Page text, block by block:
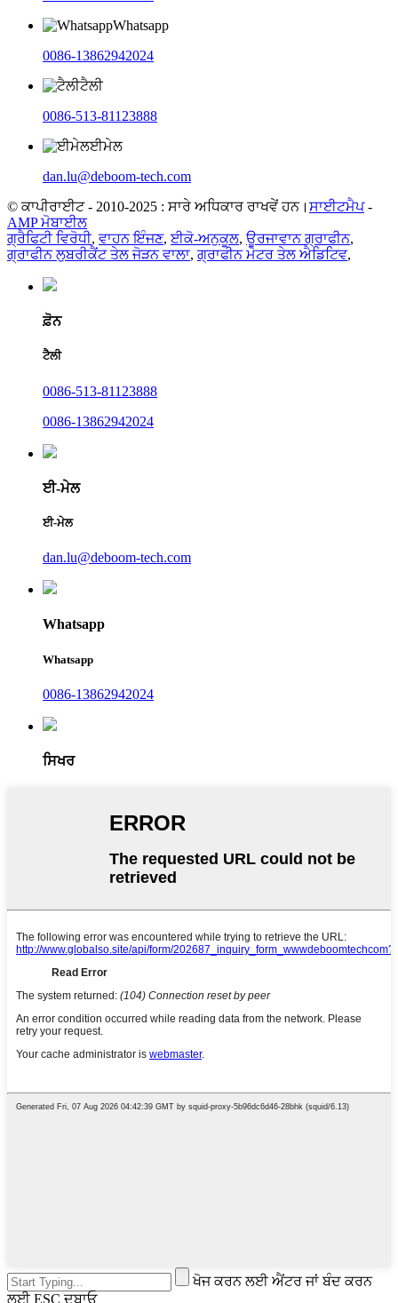
Whatsapp
0086-13862942024
ਟੈਲੀ
0086-513-81123888
ਈਮੇਲ
dan.lu@deboom-tech.com
© ਕਾਪੀਰਾਈਟ - 2010-2025 : ਸਾਰੇ ਅਧਿਕਾਰ ਰਾਖਵੇਂ ਹਨ। ਸਾਈਟਮੈਪ-
AMP ਮੋਬਾਈਲ
ਗ੍ਰੈਫਿਟੀ ਵਿਰੋਧੀ, ਵਾਹਨ ਇੰਜਣ,ਈਕੋ-ਅਨੁਕੂਲ, ਊਰਜਾਵਾਨ ਗ੍ਰਾਫੀਨ,
ਗ੍ਰਾਫੀਨ ਲੁਬਰੀਕੈਂਟ ਤੇਲ ਜੋੜਨ ਵਾਲਾ, ਗ੍ਰਾਫੀਨ ਮੋਟਰ ਤੇਲ ਐਡਿਟਿਵ,
ਫ਼ੋਨ
ਟੈਲੀ
0086-513-81123888
0086-13862942024
ਈ-ਮੇਲ
ਈ-ਮੇਲ
dan.lu@deboom-tech.com
Whatsapp
Whatsapp
0086-13862942024
ਸਿਖਰ
ਖੋਜ ਕਰਨ ਲਈ ਐਂਟਰ ਜਾਂ ਬੰਦ ਕਰਨ
ਲਈ ESC ਦਬਾਓ